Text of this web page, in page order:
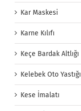
Kar Maskesi
Karne Kılıfı
Keçe Bardak Altlığı
Kelebek Oto Yastığı
Kese İmalatı